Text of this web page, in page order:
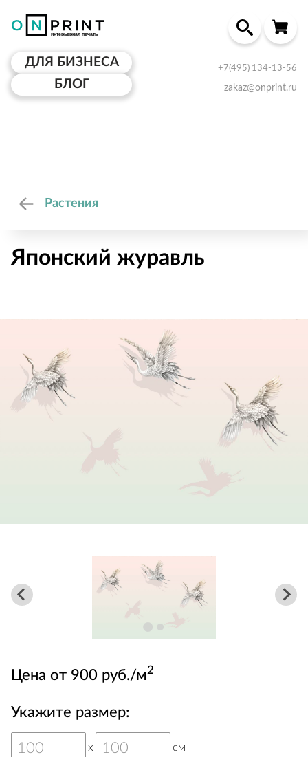
ДЛЯ БИЗНЕСА
БЛОГ
+7(495) 134-13-56
zakaz@onprint.ru
Растения
Японский журавль
Цена от 900 руб./м2
Укажите размер:
x см